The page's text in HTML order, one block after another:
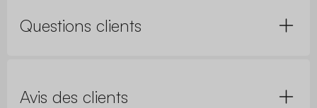
Questions clients
Avis des clients